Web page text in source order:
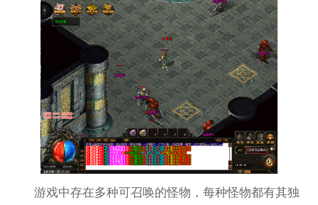
游戏中存在多种可召唤的怪物，每种怪物都有其独